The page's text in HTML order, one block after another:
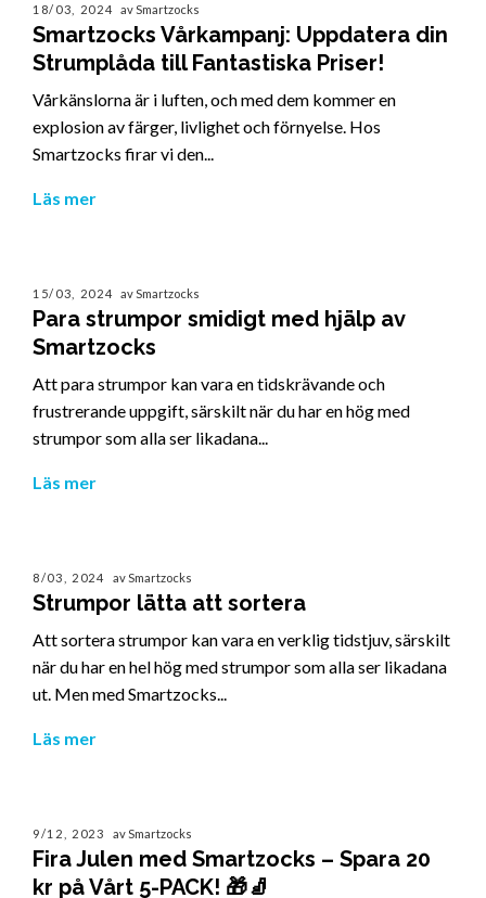
18/03, 2024 av Smartzocks
Smartzocks Vårkampanj: Uppdatera din
Strumplåda till Fantastiska Priser!
Vårkänslorna är i luften, och med dem kommer en
explosion av färger, livlighet och förnyelse. Hos
Smartzocks firar vi den...
Läs mer
15/03, 2024 av Smartzocks
Para strumpor smidigt med hjälp av
Smartzocks
Att para strumpor kan vara en tidskrävande och
frustrerande uppgift, särskilt när du har en hög med
strumpor som alla ser likadana...
Läs mer
8/03, 2024 av Smartzocks
Strumpor lätta att sortera
Att sortera strumpor kan vara en verklig tidstjuv, särskilt
när du har en hel hög med strumpor som alla ser likadana
ut. Men med Smartzocks...
Läs mer
9/12, 2023 av Smartzocks
Fira Julen med Smartzocks – Spara 20
kr på Vårt 5-PACK! 🎁🧦